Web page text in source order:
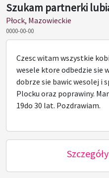
Szukam partnerki
Płock, Mazowieckie
0000-00-00
Czesc witam wszystkie
wesele ktore odbedzie sie
dobrze sie bawic wesolej i
Plocku oraz poprawiny.
19do 30 lat. Pozdrawiam.